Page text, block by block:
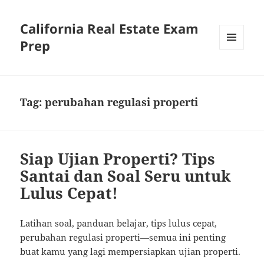
California Real Estate Exam
Prep
Tag:perubahan regulasi properti
Siap Ujian Properti? Tips
Santai dan Soal Seru untuk
Lulus Cepat!
Latihan soal, panduan belajar, tips lulus cepat,
perubahan regulasi properti—semua ini penting
buat kamu yang lagi mempersiapkan ujian properti.